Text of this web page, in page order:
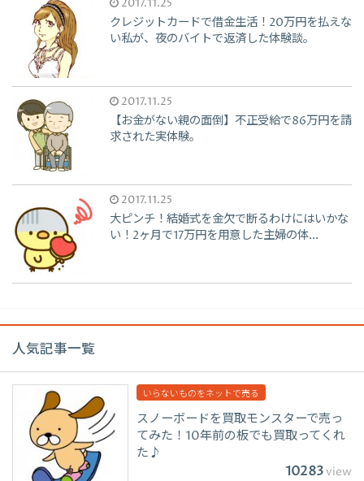
2017.11.25
クレジットカードで借金生活！20万円を払えな
い私が、夜のバイトで返済した体験談。
2017.11.25
【お金がない親の面倒】不正受給で86万円を請
求された実体験。
2017.11.25
大ピンチ！結婚式を金欠で断るわけにはいかな
い！2ヶ月で17万円を用意した主婦の体...
人気記事一覧
いらないものをネットで売る
スノーボードを買取モンスターで売っ
てみた！10年前の板でも買取ってくれ
た♪
10283view